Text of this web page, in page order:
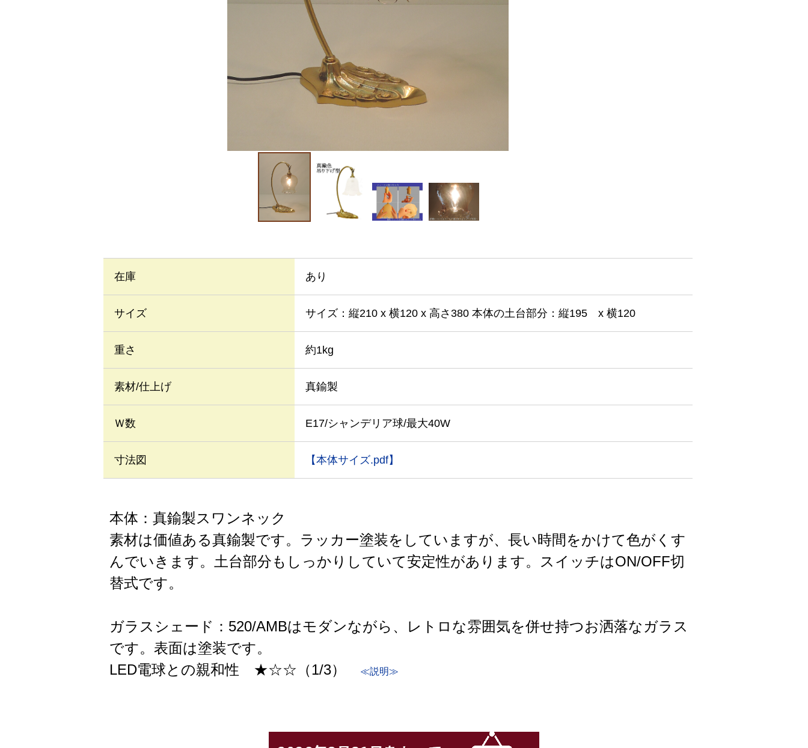
在庫 あり
サイズ サイズ：縦210 x 横120 x 高さ380 本体の土台部分：縦195 x 横120
重さ 約1kg
素材/仕上げ 真鍮製
Ｗ数 E17/シャンデリア球/最大40W
寸法図 【本体サイズ.pdf】
本体：真鍮製スワンネック
素材は価値ある真鍮製です。ラッカー塗装をしていますが、長い時間をかけて色がくす
んでいきます。土台部分もしっかりしていて安定性があります。スイッチはON/OFF切
替式です。
ガラスシェード：520/AMBはモダンながら、レトロな雰囲気を併せ持つお洒落なガラス
です。表面は塗装です。
LED電球との親和性 ★☆☆（1/3）
≪説明≫